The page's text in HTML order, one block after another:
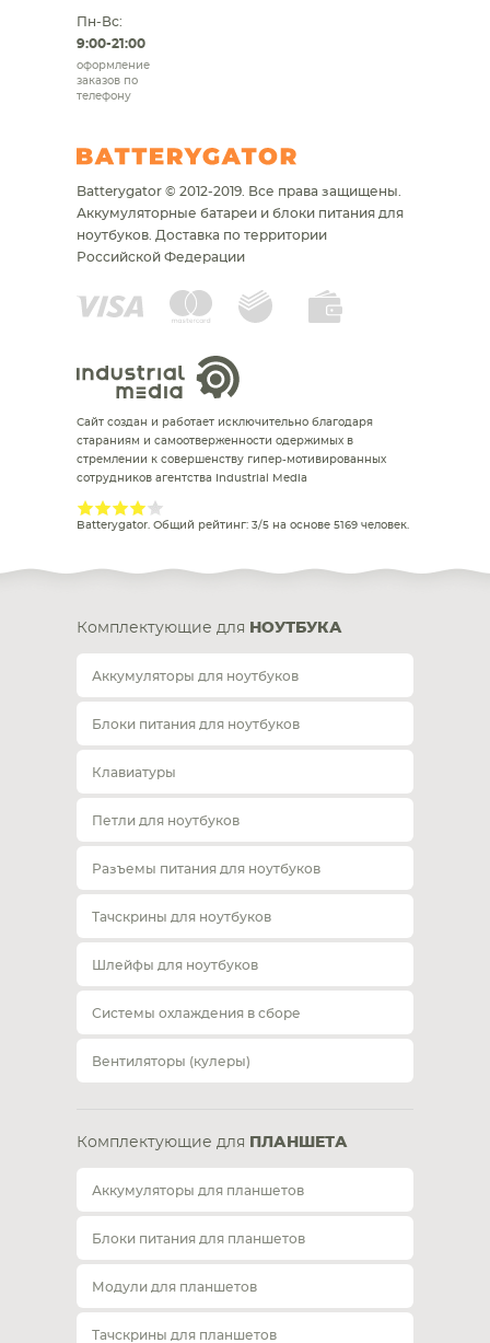
Пн-Вс:
9:00-21:00
оформление
заказов по
телефону
Batterygator © 2012-2019. Все права защищены.
Аккумуляторные батареи и блоки питания для
ноутбуков. Доставка по территории
Российской Федерации
Сайт создан и работает исключительно благодаря
стараниям и самоотверженности одержимых в
стремлении к совершенству гипер-мотивированных
сотрудников агентства Industrial Media
Batterygator. Общий рейтинг: 3/5 на основе 5169 человек.
Комплектующие для НОУТБУКА
Аккумуляторы для ноутбуков
Блоки питания для ноутбуков
Клавиатуры
Петли для ноутбуков
Разъемы питания для ноутбуков
Тачскрины для ноутбуков
Шлейфы для ноутбуков
Системы охлаждения в сборе
Вентиляторы (кулеры)
Комплектующие для ПЛАНШЕТА
Аккумуляторы для планшетов
Блоки питания для планшетов
Модули для планшетов
Тачскрины для планшетов